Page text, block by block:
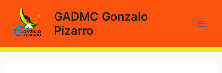
contenido
GADMC Gonzalo
Pizarro